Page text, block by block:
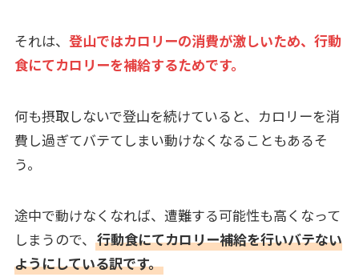
それは、 登山ではカロリーの消費が激しいため、行動
食にてカロリーを補給するためです。
何も摂取しないで登山を続けていると、カロリーを消
費し過ぎてバテてしまい動けなくなることもあるそ
う。
途中で動けなくなれば、遭難する可能性も高くなって
しまうので、 行動食にてカロリー補給を行いバテない
ようにしている訳です。